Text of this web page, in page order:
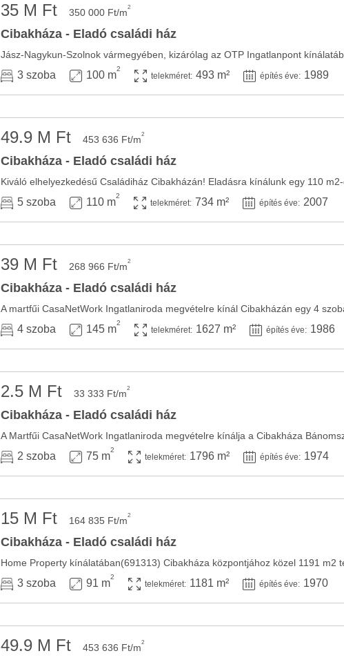
35 M Ft 350 000 Ft/m2
Cibakháza - Eladó családi ház
3 szoba 100 m
2
telekméret: 493 m² építés éve: 1989
49.9 M Ft 453 636 Ft/m2
Cibakháza - Eladó családi ház
5 szoba 110 m
2
telekméret: 734 m² építés éve: 2007
39 M Ft 268 966 Ft/m2
Cibakháza - Eladó családi ház
4 szoba 145 m
2
telekméret: 1627 m² építés éve: 1986
2.5 M Ft 33 333 Ft/m2
Cibakháza - Eladó családi ház
2 szoba 75 m
2
telekméret: 1796 m² építés éve: 1974
15 M Ft 164 835 Ft/m2
Cibakháza - Eladó családi ház
3 szoba 91 m
2
telekméret: 1181 m² építés éve: 1970
49.9 M Ft 453 636 Ft/m2